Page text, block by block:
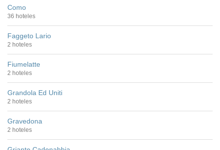
Como
36 hoteles
Faggeto Lario
2 hoteles
Fiumelatte
2 hoteles
Grandola Ed Uniti
2 hoteles
Gravedona
2 hoteles